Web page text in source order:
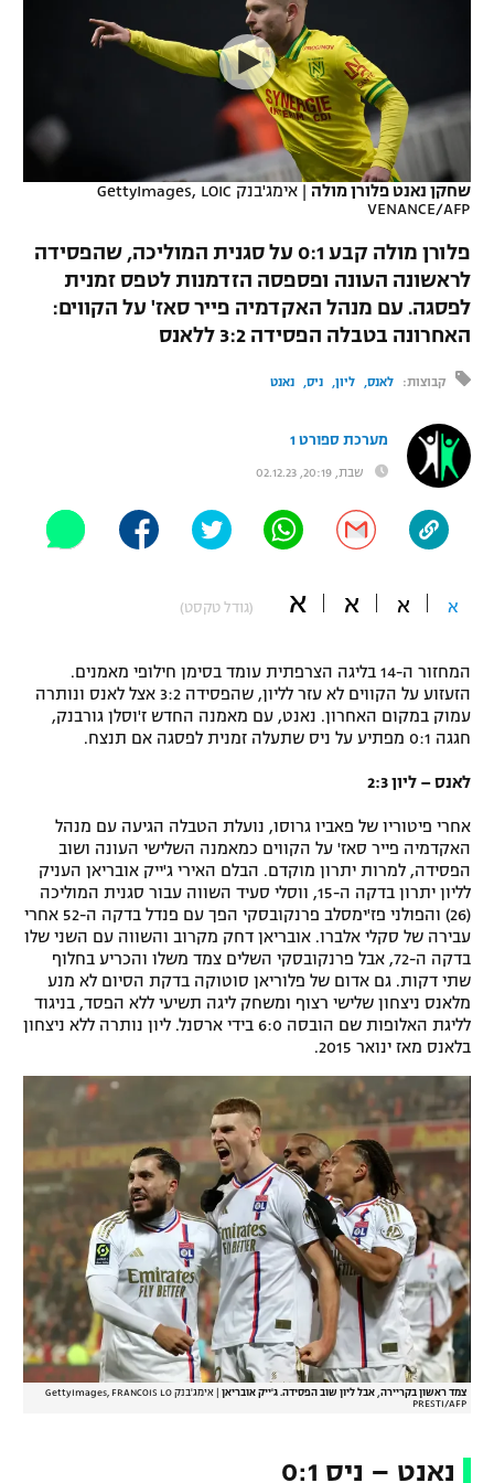
רץ ברשת
לוח שידורים
ברחבה
"מעל הליגה" – פודקאסט
"מחצית בשכונה" – פודקאסט
משתתפים וזוכים בפרסים
תקנון משתתפים וזוכים בפרסים
תקנון עבור פעילות אלקטרה
טניס
גיימינג E-Sports
תנאי שימוש
מדיניות פרטיות
תקנון פעילות ספורט 1
רשיון להקרנה פומבית לבית עסק
לוח דרושים – ג'ובנט
תגיות
המגזין
מכבי חיפה
בית"ר ירושלים
מכבי תל אביב
הפועל תל אביב
הפועל חיפה
הפועל באר שבע
בני יהודה
ליגה ספרדית
ליגה איטלקית
ליגה צרפתית
ליגה הולנדית
ליגה טורקית
ליגה סינית
ליגה ברזילאית
ליגות נוספות
מכבי תל אביב
הפועל חולון
הפועל ירושלים
יורוקאפ
כדוריד
כדורעף
ג'ודו
אגרוף
ספורט אולימפי
UFC
היאבקות WWE
אופניים
ספורט מוטורי
פוטבול אמריקאי NFL
אומנויות לחימה
גיימינג E-Sports
שחקן נאנט פלורן מולה |
אימג'בנק GettyImages, LOIC
VENANCE/AFP
פלורן מולה קבע 0:1 על סגנית המוליכה, שהפסידה
לראשונה העונה ופספסה הזדמנות לטפס זמנית
לפסגה. עם מנהל האקדמיה פייר סאז' על הקווים:
האחרונה בטבלה הפסידה 3:2 ללאנס
קבוצות: לאנס ליון ניס נאנט
מערכת ספורט 1
שבת, 20:19, 02.12.23
א א א א (גודל טקסט)
המחזור ה-14 בליגה הצרפתית עומד בסימן חילופי מאמנים.
הזעזוע על הקווים לא עזר לליון, שהפסידה 3:2 אצל לאנס ונותרה
עמוק במקום האחרון. נאנט, עם מאמנה החדש ז'וסלן גורבנק,
חגגה 0:1 מפתיע על ניס שתעלה זמנית לפסגה אם תנצח.
לאנס – ליון 2:3
אחרי פיטוריו של פאביו גרוסו, נועלת הטבלה הגיעה עם מנהל
האקדמיה פייר סאז' על הקווים כמאמנה השלישי העונה ושוב
הפסידה, למרות יתרון מוקדם. הבלם האירי ג'ייק אובריאן העניק
לליון יתרון בדקה ה-15, ווסלי סעיד השווה עבור סגנית המוליכה
(26) והפולני פז'ימסלב פרנקובסקי הפך עם פנדל בדקה ה-52 אחרי
עבירה של סקלי אלברו. אובריאן דחק מקרוב והשווה עם השני שלו
בדקה ה-72, אבל פרנקובסקי השלים צמד משלו והכריע בחלוף
שתי דקות. גם אדום של פלוריאן סוטוקה בדקת הסיום לא מנע
מלאנס ניצחון שלישי רצוף ומשחק ליגה תשיעי ללא הפסד, בניגוד
לליגת האלופות שם הובסה 6:0 בידי ארסנל. ליון נותרה ללא ניצחון
בלאנס מאז ינואר 2015.
צמד ראשון בקריירה, אבל ליון שוב הפסידה. ג'ייק אובריאן
אימג'בנק GettyImages, FRANCOIS LO
PRESTI/AFP
נאנט – ניס 0:1